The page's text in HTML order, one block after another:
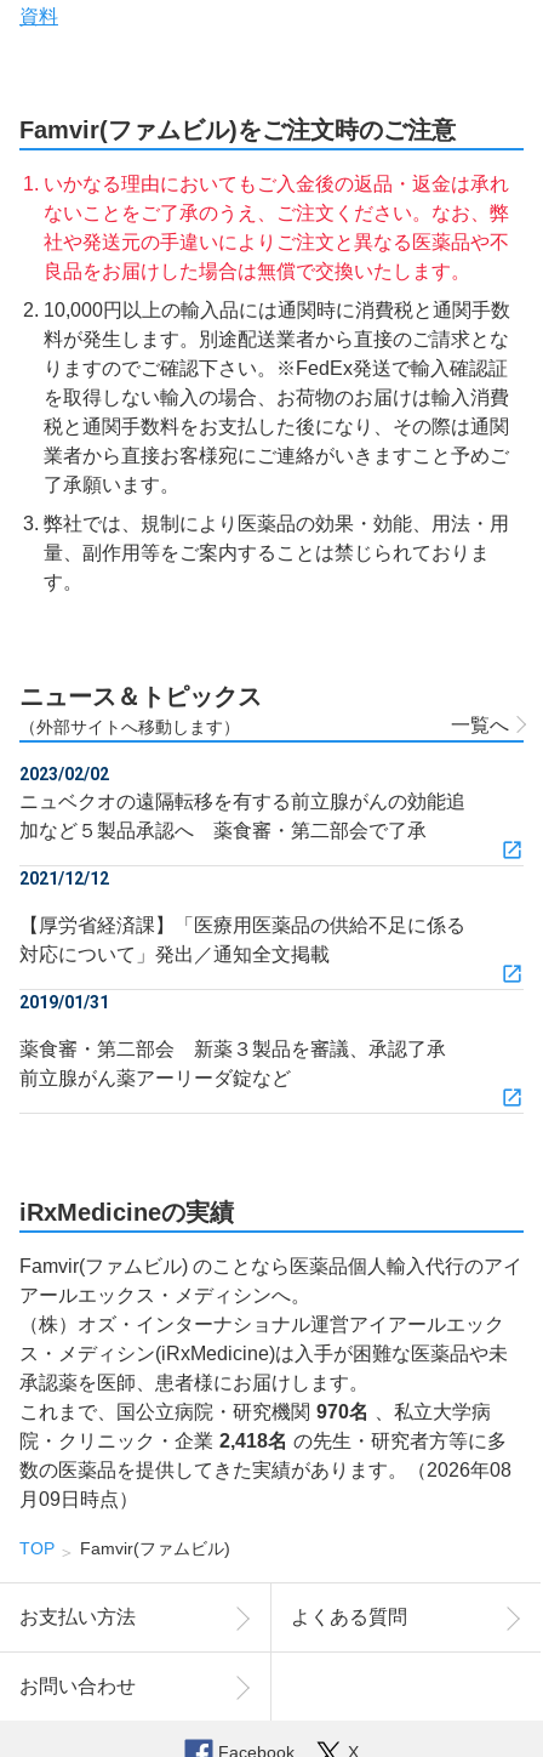
資料
Famvir(ファムビル)をご注文時のご注意
いかなる理由においてもご入金後の返品・返金は承れ
ないことをご了承のうえ、ご注文ください。なお、弊
社や発送元の手違いによりご注文と異なる医薬品や不
良品をお届けした場合は無償で交換いたします。
10,000円以上の輸入品には通関時に消費税と通関手数
料が発生します。別途配送業者から直接のご請求とな
りますのでご確認下さい。※FedEx発送で輸入確認証
を取得しない輸入の場合、お荷物のお届けは輸入消費
税と通関手数料をお支払した後になり、その際は通関
業者から直接お客様宛にご連絡がいきますこと予めご
了承願います。
弊社では、規制により医薬品の効果・効能、用法・用
量、副作用等をご案内することは禁じられておりま
す。
ニュース＆トピックス
（外部サイトへ移動します） 一覧へ
2023/02/02
ニュベクオの遠隔転移を有する前立腺がんの効能追
加など５製品承認へ 薬食審・第二部会で了承
2021/12/12
【厚労省経済課】「医療用医薬品の供給不足に係る
対応について」発出／通知全文掲載
2019/01/31
薬食審・第二部会 新薬３製品を審議、承認了承
前立腺がん薬アーリーダ錠など
iRxMedicineの実績
Famvir(ファムビル) のことなら医薬品個人輸入代行のアイ
アールエックス・メディシンへ。
（株）オズ・インターナショナル運営アイアールエック
ス・メディシン(iRxMedicine)は入手が困難な医薬品や未
承認薬を医師、患者様にお届けします。
これまで、国公立病院・研究機関 970名
、私立大学病
院・クリニック・企業 2,418名 の先生・研究者方等に多
数の医薬品を提供してきた実績があります。（2026年08
月09日時点）
TOP Famvir(ファムビル)
お支払い方法 よくある質問
お問い合わせ
Facebook X